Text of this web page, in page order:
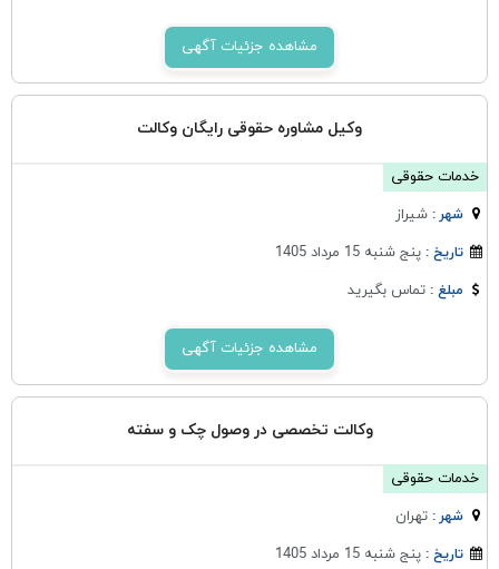
مشاهده جزئیات آگهی
وکیل مشاوره حقوقی رایگان وکالت
خدمات حقوقی
شهر :شيراز
تاریخ :پنج شنبه 15 مرداد 1405
مبلغ :تماس بگیرید
مشاهده جزئیات آگهی
وکالت تخصصی در وصول چک و سفته
خدمات حقوقی
شهر :تهران
تاریخ :پنج شنبه 15 مرداد 1405